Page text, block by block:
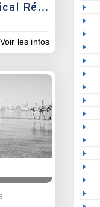
Association Syndical Résidence Home Copropriété
Voir les infos